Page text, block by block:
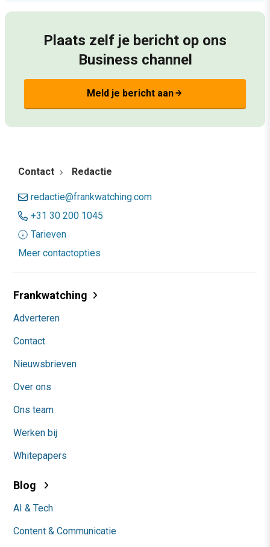
Plaats zelf je bericht op ons
Business channel
Meld je bericht aanarrow_forward
Contact Redactie
redactie@frankwatching.com
+31 30 200 1045
Tarieven
Meer contactopties
Frankwatching
Adverteren
Contact
Nieuwsbrieven
Over ons
Ons team
Werken bij
Whitepapers
Blog
AI & Tech
Content & Communicatie